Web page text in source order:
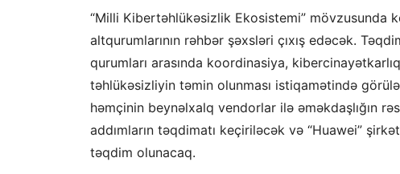
“Milli Kibertəhlükəsizlik Ekosistemi” mövzusunda
altqurumlarının rəhbər şəxsləri çıxış edəcək.
qurumları arasında koordinasiya,
təhlükəsizliyin təmin olunması istiqamətində
həmçinin beynəlxalq vendorlar ilə əməkdaşlığın
addımların təqdimatı keçiriləcək və “Huawei”
təqdim olunacaq.